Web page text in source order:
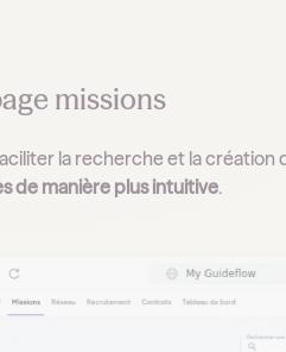
missions
la recherche et la
de manière plus intuitive.